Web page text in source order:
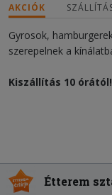
AKCIÓK
Gyrosok,
szerepelnek a
Kiszállítás 10 órától!
Étterem